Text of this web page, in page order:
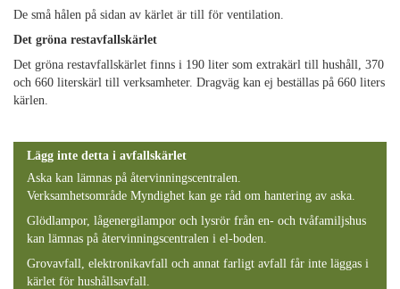
De små hålen på sidan av kärlet är till för ventilation.
Det gröna restavfallskärlet
Det gröna restavfallskärlet finns i 190 liter som extrakärl till hushåll, 370
och 660 literskärl till verksamheter. Dragväg kan ej beställas på 660 liters
kärlen.
Lägg inte detta i avfallskärlet
Aska kan lämnas på återvinningscentralen.
Verksamhetsområde Myndighet kan ge råd om hantering av aska.
Glödlampor, lågenergilampor och lysrör från en- och tvåfamiljshus
kan lämnas på återvinningscentralen i el-boden.
Grovavfall, elektronikavfall och annat farligt avfall får inte läggas i
kärlet för hushållsavfall.